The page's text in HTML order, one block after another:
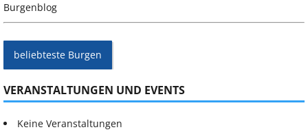
Burgenblog
beliebteste Burgen
VERANSTALTUNGEN UND EVENTS
Keine Veranstaltungen